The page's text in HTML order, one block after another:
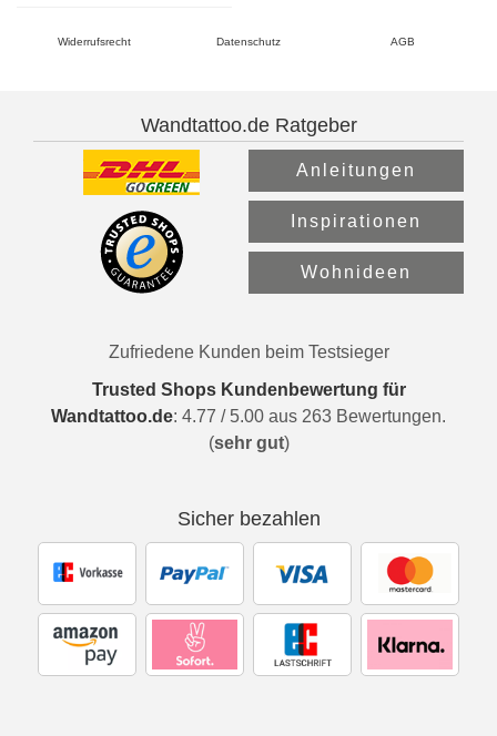
Widerrufsrecht Datenschutz AGB
Wandtattoo.de Ratgeber
Anleitungen
Inspirationen
Wohnideen
Zufriedene Kunden beim Testsieger
Trusted Shops Kundenbewertung für
Wandtattoo.de: 4.77 / 5.00 aus 263 Bewertungen.
(sehr gut)
Sicher bezahlen